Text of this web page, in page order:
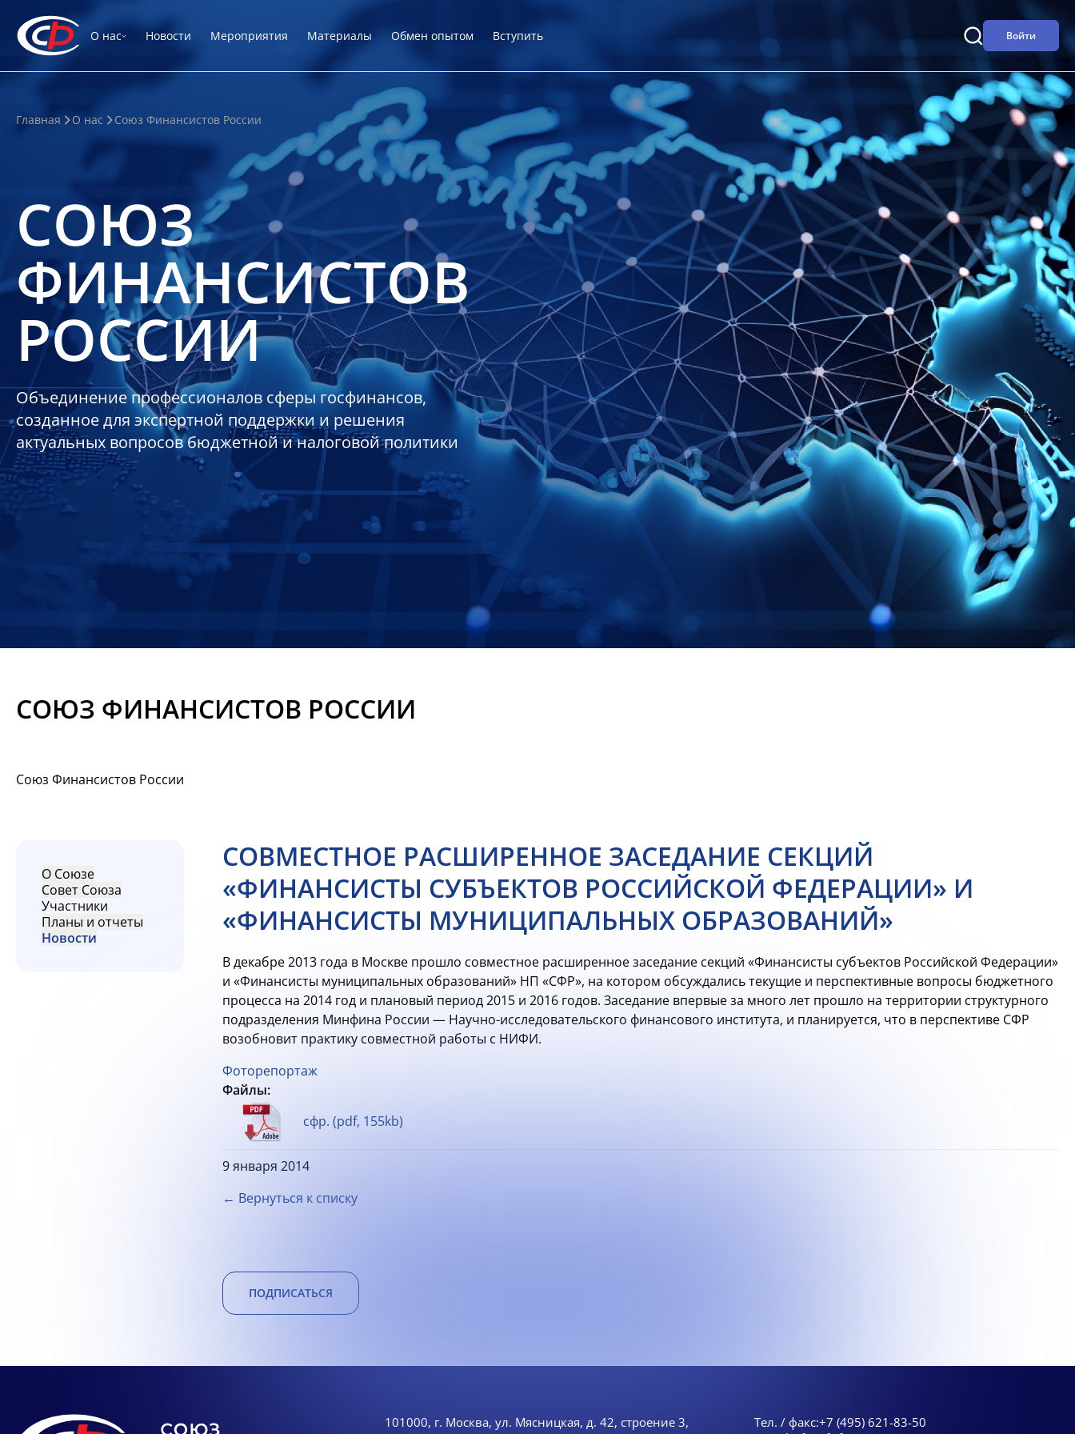
О нас Новости Мероприятия Материалы Обмен опытом Вступить Войти
Главная О нас Союз Финансистов России
СОЮЗ
ФИНАНСИСТОВ
РОССИИ
Объединение профессионалов сферы госфинансов,
созданное для экспертной поддержки и решения
актуальных вопросов бюджетной и налоговой политики
СОЮЗ ФИНАНСИСТОВ РОССИИ
Союз Финансистов России
О Союзе
Совет Союза
Участники
Планы и отчеты
Новости
СОВМЕСТНОЕ РАСШИРЕННОЕ ЗАСЕДАНИЕ СЕКЦИЙ
«ФИНАНСИСТЫ СУБЪЕКТОВ РОССИЙСКОЙ ФЕДЕРАЦИИ» И
«ФИНАНСИСТЫ МУНИЦИПАЛЬНЫХ ОБРАЗОВАНИЙ»
В декабре 2013 года в Москве прошло совместное расширенное заседание секций «Финансисты субъектов Российской Федерации»
и «Финансисты муниципальных образований» НП «СФР», на котором обсуждались текущие и перспективные вопросы бюджетного
процесса на 2014 год и плановый период 2015 и 2016 годов. Заседание впервые за много лет прошло на территории структурного
подразделения Минфина России — Научно-исследовательского финансового института, и планируется, что в перспективе СФР
возобновит практику совместной работы с НИФИ.
Фоторепортаж
Файлы:
сфр. (pdf, 155kb)
9 января 2014
← Вернуться к списку
ПОДПИСАТЬСЯ
101000, г. Москва, ул. Мясницкая, д. 42, строение 3,
Тел. / факс:+7 (495) 621-83-50